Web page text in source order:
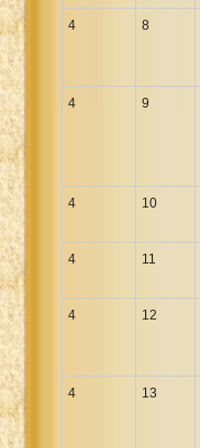
4 8
4 9
4 10
4 11
4 12
4 13